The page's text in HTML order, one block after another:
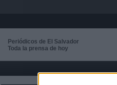
Periódicos de El Salvador
Toda la prensa de hoy